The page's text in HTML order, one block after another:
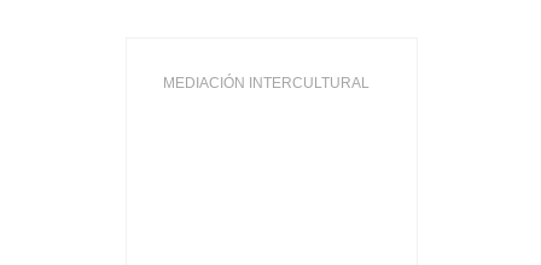
MEDIACIÓN INTERCULTURAL